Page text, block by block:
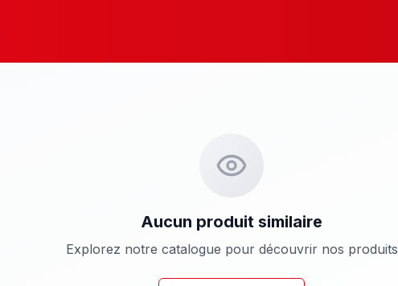
Aucun produit similaire
Explorez notre catalogue pour découvrir nos produits